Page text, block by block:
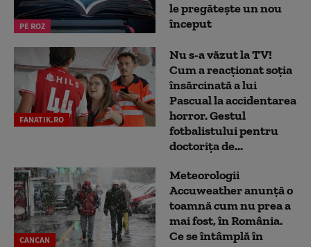
PE ROZ
le pregătește un nou
început
FANATIK.RO
Nu s-a văzut la TV!
Cum a reacţionat soţia
însărcinată a lui
Pascual la accidentarea
horror. Gestul
fotbalistului pentru
doctoriţa de...
CANCAN
Meteorologii
Accuweather anunță o
toamnă cum nu prea a
mai fost, în România.
Ce se întâmplă în